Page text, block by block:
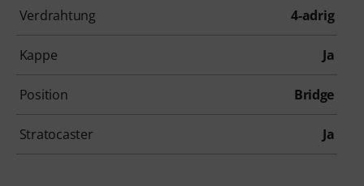
Verdrahtung 4-adrig
Kappe Ja
Position Bridge
Stratocaster Ja